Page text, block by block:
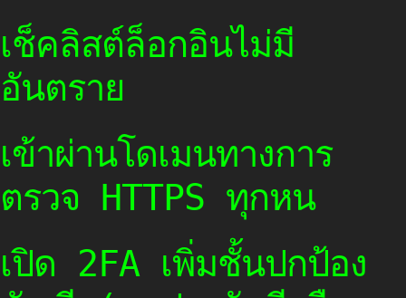
เช็คลิสต์ล็อกอินไม่มี
อันตราย
เข้าผ่านโดเมนทางการ
ตรวจ HTTPS ทุกหน
เปิด 2FA เพิ่มชั้นปกป้อง